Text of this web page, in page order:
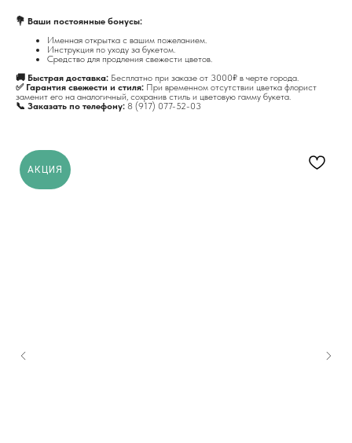
💐 Ваши постоянные бонусы:
Именная открытка с вашим пожеланием.
Инструкция по уходу за букетом.
Средство для продления свежести цветов.
🚚 Быстрая доставка: Бесплатно при заказе от 3000₽ в черте города.
✅ Гарантия свежести и стиля: При временном отсутствии цветка флорист
заменит его на аналогичный, сохранив стиль и цветовую гамму букета.
📞 Заказать по телефону: 8 (917) 077-52-03
АКЦИЯ